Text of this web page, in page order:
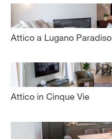
Attico a Lugano Paradiso
Attico in Cinque Vie